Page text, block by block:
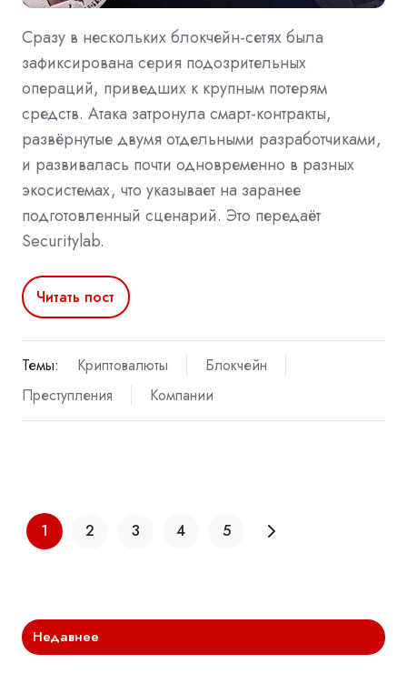
Сразу в нескольких блокчейн-сетях была
зафиксирована серия подозрительных
операций, приведших к крупным потерям
средств. Атака затронула смарт-контракты,
развёрнутые двумя отдельными разработчиками,
и развивалась почти одновременно в разных
экосистемах, что указывает на заранее
подготовленный сценарий. Это передаёт
Securitylab.
Читать пост
Темы: Криптовалюты
Блокчейн
Преступления
Компании
1 2 3 4 5
Недавнее